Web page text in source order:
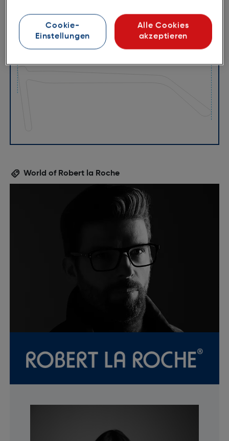
18mm
53mm
World of Robert la Roche
Cookie-
Einstellungen
Alle Cookies
akzeptieren